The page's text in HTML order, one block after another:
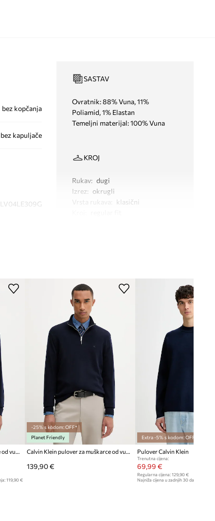
bez kopčanja
bez kapuljače
LV04LE309G
Calvin Klein
SASTAV
Ovratnik: 88% Vuna, 11%
Poliamid, 1% Elastan
Temeljni materijal: 100% Vuna
KROJ
Rukav: dugi
Izrez: okrugli
Vrsta rukava
klasični
cm i ima na sebi veličinu M
Tablica veličina
119,90 €
-25% s kodom: OFF*
Planet Friendly
139,90 €
Extra -5% s kodom: OFF*
Pulover Calvin Klein
Trenutna cijena:
69,99 €
Regularna cijena: 129,90 €
Najniža cijena u zadnjih 30 dana prije